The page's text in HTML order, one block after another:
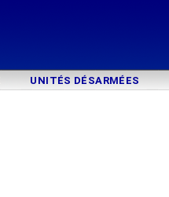
UNITÉS DÉSARMÉES